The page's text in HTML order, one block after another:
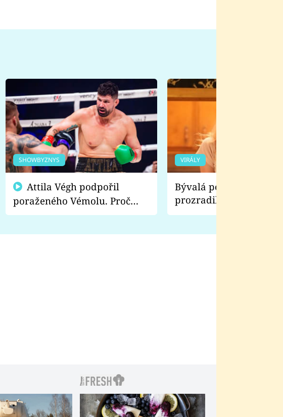
SHOWBYZNYS
poraženého Vémolu. Proč
chce raději zápasit s ním než
VIRÁLY
Bývalá pornoherečka
prozradila, co ji
natáčení Euforie.